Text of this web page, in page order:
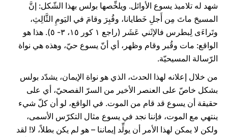
شهد له تلاميذ يسوع الأوائل. ويلخِّصها بولس بهذا الشّكل: إنَّ
المسيحَ ماتَ مِن أَجلِ خَطايانا، وقُبِرَ وقامَ في اليَومِ الثَّالِثِ،
وتَراءَى لِبطرس فالإثَني عَشَر (راجع ۱ كور ۱٥، ۳- ٥). هذا هو
الواقع: مات وقُبر وقام وظهر، أي أنّ يسوع حيّ، وهذه هي نواة
الرّسالة المسيحيّة.
من خلال إعلانه لهذا الحدث، الذي هو نواة الإيمان، يشدّد بولس
بشكل خاصّ على العنصر الأخير من السرّ الفصحيّ، أي على
حقيقة أن يسوع قد قام من الموت. في الواقع، لو أن كلّ شيء
ينتهي مع الموت، فإننا نجد في يسوع مثال التكرّس الأسمى،
ولكن لا يمكن لهذا الأمر أن يولِّد إيماننا – هو لم يكن بطلاً، لا! لقد